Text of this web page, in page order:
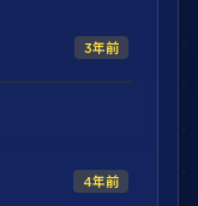
3年前
2:17:08
4年前
1:46:33